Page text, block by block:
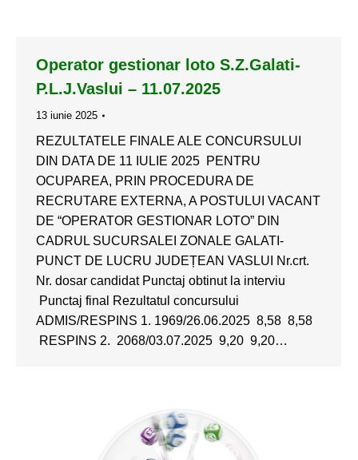
Operator gestionar loto S.Z.Galati-
P.L.J.Vaslui – 11.07.2025
13 iunie 2025
REZULTATELE FINALE ALE CONCURSULUI
DIN DATA DE 11 IULIE 2025 PENTRU
OCUPAREA, PRIN PROCEDURA DE
RECRUTARE EXTERNA, A POSTULUI VACANT
DE “OPERATOR GESTIONAR LOTO” DIN
CADRUL SUCURSALEI ZONALE GALATI-
PUNCT DE LUCRU JUDEȚEAN VASLUI Nr.crt.
Nr. dosar candidat Punctaj obtinut la interviu
Punctaj final Rezultatul concursului
ADMIS/RESPINS 1. 1969/26.06.2025 8,58 8,58
RESPINS 2. 2068/03.07.2025 9,20 9,20…